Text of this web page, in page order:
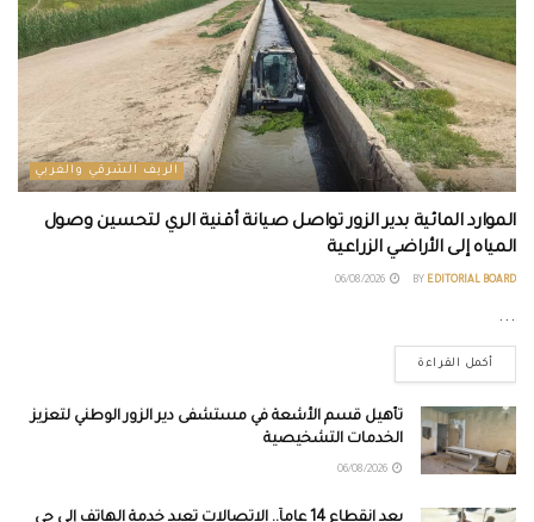
الريف الشرقي والغربي
الموارد المائية بدير الزور تواصل صيانة أقنية الري لتحسين وصول
المياه إلى الأراضي الزراعية
BY EDITORIAL BOARD
...
أكمل القراءة
تأهيل قسم الأشعة في مستشفى دير الزور الوطني لتعزيز
الخدمات التشخيصية
بعد انقطاع 14 عاماً.. الاتصالات تعيد خدمة الهاتف إلى حي